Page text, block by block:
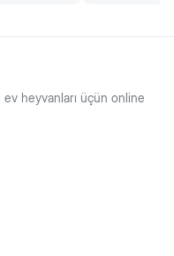
heyvanları üçün online